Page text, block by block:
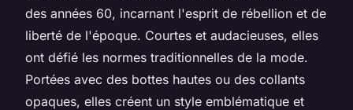
des années 60, incarnant l'esprit de rébellion et de
liberté de l'époque. Courtes et audacieuses, elles
ont défié les normes traditionnelles de la mode.
Portées avec des bottes hautes ou des collants
opaques, elles créent un style emblématique et